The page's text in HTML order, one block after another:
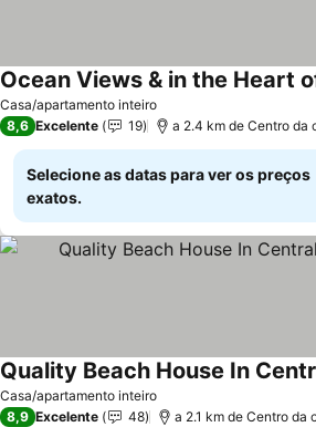
Casa/apartamento inteiro
8,6 Excelente 19 a 2.4 km de Centro da
Selecione as datas para ver os preços
exatos.
Casa/apartamento inteiro
8,9 Excelente 48 a 2.1 km de Centro da